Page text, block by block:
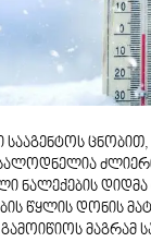
ცნობით,
ნალექების
წყლის დონის
მაგრამ